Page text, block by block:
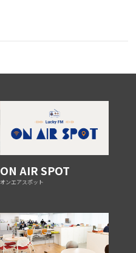
ON AIR SPOT
オンエアスポット